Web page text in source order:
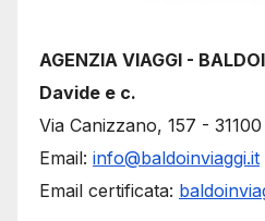
AGENZIA VIAGGI -
Davide e c.
Via Canizzano, 157 -
Email: info@baldoinviaggi.it
Email certificata: